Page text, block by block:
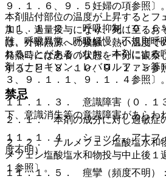
本剤貼付部位の温度が上昇するとフ
加し、過量投与になり、死に至るお
は、外部熱源への接触、熱い温度で
発熱時には患者の状態を十分に観察
すること〔８．１０、９．１．５参
禁忌
２．１． 本剤の成分に対し過敏症
２．２． ナルメフェン塩酸塩水和
メフェン塩酸塩水和物投与中止後１
１参照〕。
９．１．６、９．５妊婦の項参照〕。
１１．１．２． 呼吸抑制（０．６
難、呼吸異常、呼吸緩慢、不規則呼
れることがある（なお、本剤による
剤（ナロキソン、レバロルファン等
３、９．１．１、９．１．４参照〕。
１１．１．３． 意識障害（０．１
下、意識消失等の意識障害があらわ
１１．１．４． ショック、アナフ
度不明）。
１１．１．５． 痙攣（頻度不明）